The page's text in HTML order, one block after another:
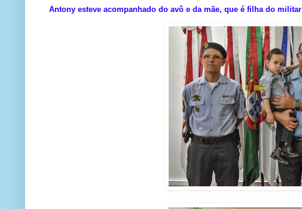
Antony esteve acompanhado do avô e da mãe, que é filha do militar